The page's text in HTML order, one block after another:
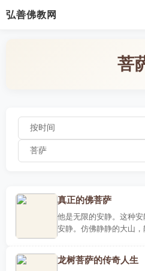
弘善佛教网
菩
真正的佛菩萨
他是无限的安静。这种
安静。仿佛静静的大山
龙树菩萨的传奇人生